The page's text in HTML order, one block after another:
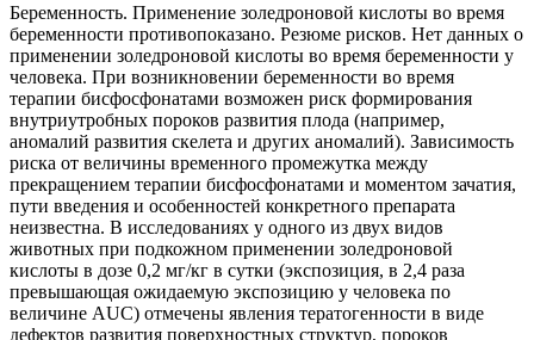
Беременность. Применение золедроновой кислоты во время
беременности противопоказано. Резюме рисков. Нет данных о
применении золедроновой кислоты во время беременности у
человека. При возникновении беременности во время
терапии бисфосфонатами возможен риск формирования
внутриутробных пороков развития плода (например,
аномалий развития скелета и других аномалий). Зависимость
риска от величины временного промежутка между
прекращением терапии бисфосфонатами и моментом зачатия,
пути введения и особенностей конкретного препарата
неизвестна. В исследованиях у одного из двух видов
животных при подкожном применении золедроновой
кислоты в дозе 0,2 мг/кг в сутки (экспозиция, в 2,4 раза
превышающая ожидаемую экспозицию у человека по
величине AUC) отмечены явления тератогенности в виде
дефектов развития поверхностных структур, пороков